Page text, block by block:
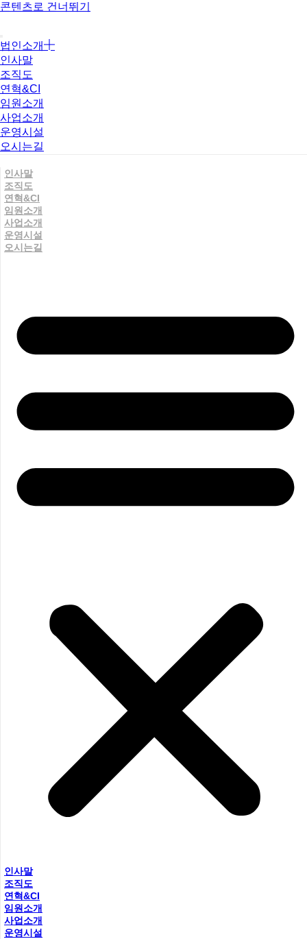
콘텐츠로 건너뛰기
법인소개
인사말
조직도
연혁&CI
임원소개
사업소개
운영시설
오시는길
인사말
조직도
연혁&CI
임원소개
사업소개
운영시설
오시는길
인사말
조직도
연혁&CI
임원소개
사업소개
운영시설